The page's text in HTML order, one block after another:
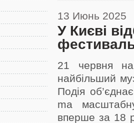
13 Июнь 2025
У Києві
21 червня на
найбільший
Подія
mа
вперше за 18